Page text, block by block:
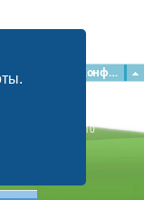
Конфиденциальность
Наша команда
Off |
Queries: 10